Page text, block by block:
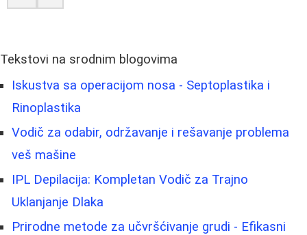
Tekstovi na srodnim blogovima
Iskustva sa operacijom nosa - Septoplastika i
Rinoplastika
Vodič za odabir, održavanje i rešavanje problema
veš mašine
IPL Depilacija: Kompletan Vodič za Trajno
Uklanjanje Dlaka
Prirodne metode za učvršćivanje grudi - Efikasni